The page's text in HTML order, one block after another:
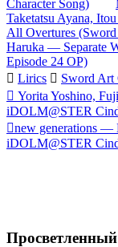
Character Song)
Taketatsu Ayana,
All Overtures
Haruka — Separate
Episode 24 OP)
Lirics
Sword Art
Запись
навигация
Yorita Yoshino,
iDOLM@STER
new generations —
iDOLM@STER
Просветленный